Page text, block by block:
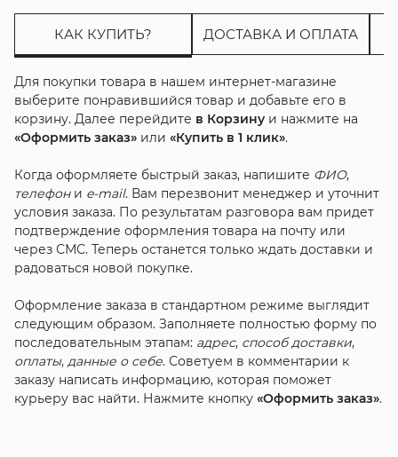
КАК КУПИТЬ? ДОСТАВКА И ОПЛАТА
Для покупки товара в нашем интернет-магазине
выберите понравившийся товар и добавьте его в
корзину. Далее перейдите в Корзинуи нажмите на
«Оформить заказ»или «Купить в 1 клик».
Когда оформляете быстрый заказ, напишите ФИО,
телефони e-mail. Вам перезвонит менеджер и уточнит
условия заказа. По результатам разговора вам придет
подтверждение оформления товара на почту или
через СМС. Теперь останется только ждать доставки и
радоваться новой покупке.
Оформление заказа в стандартном режиме выглядит
следующим образом. Заполняете полностью форму по
последовательным этапам: адрес, способ доставки,
оплаты, данные о себе. Советуем в комментарии к
заказу написать информацию, которая поможет
курьеру вас найти. Нажмите кнопку «Оформить заказ».